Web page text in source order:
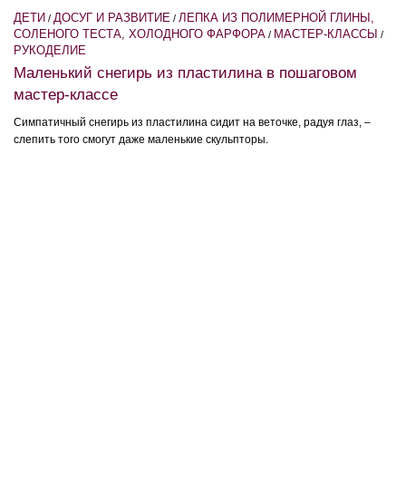
ДЕТИ / ДОСУГ И РАЗВИТИЕ / ЛЕПКА ИЗ ПОЛИМЕРНОЙ ГЛИНЫ,
СОЛЕНОГО ТЕСТА, ХОЛОДНОГО ФАРФОРА / МАСТЕР-КЛАССЫ /
РУКОДЕЛИЕ
Маленький снегирь из пластилина в пошаговом
мастер-классе
Симпатичный снегирь из пластилина сидит на веточке, радуя глаз, –
слепить того смогут даже маленькие скульпторы.